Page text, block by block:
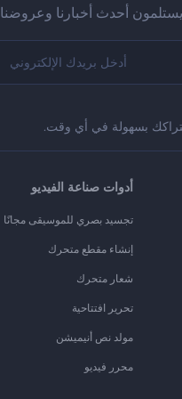
أحدث أخبارنا وعروضنا
بسهولة في أي وقت.
أدوات صناعة الفيديو
تجسيد بصري للموسيقى مجانًا
إنشاء مقطع متحرك
شعار متحرك
تحرير افتتاحية
مولد نص أنيميشن
محرر فيديو